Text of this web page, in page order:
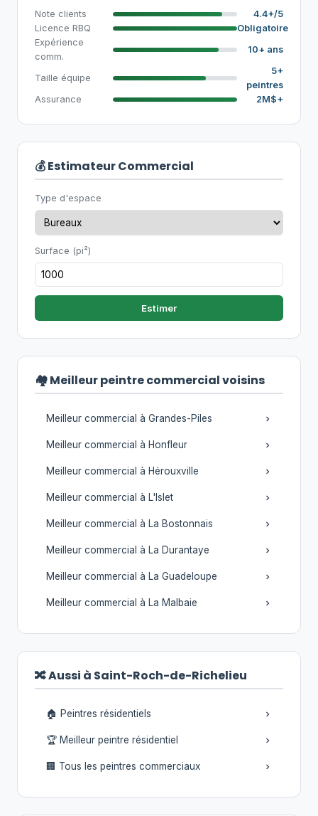
Note clients
4.4+/5
Licence RBQ
Obligatoire
Expérience
comm.
10+ ans
Taille équipe
5+
peintres
Assurance
2M$+
💰 Estimateur Commercial
Type d'espace
Surface (pi²)
Estimer
🏘️ Meilleur peintre commercial voisins
Meilleur commercial à Grandes-Piles
Meilleur commercial à Honfleur
Meilleur commercial à Hérouxville
Meilleur commercial à L'Islet
Meilleur commercial à La Bostonnais
Meilleur commercial à La Durantaye
Meilleur commercial à La Guadeloupe
Meilleur commercial à La Malbaie
🔀 Aussi à Saint-Roch-de-Richelieu
🏠 Peintres résidentiels
🏆 Meilleur peintre résidentiel
🏢 Tous les peintres commerciaux